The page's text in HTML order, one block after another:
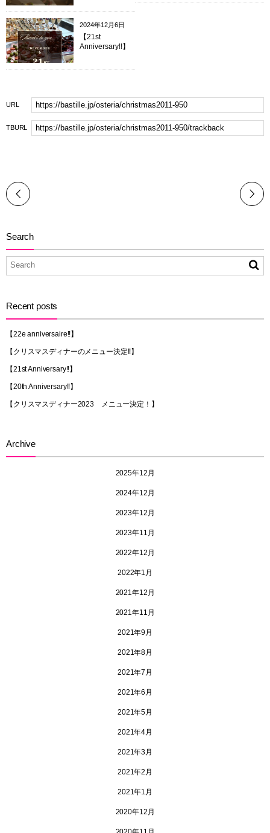
2024年12月6日
【21st
Anniversary!!】
URL
TBURL
Search
Recent posts
【22e anniversaire!!】
【クリスマスディナーのメニュー決定!!】
【21st Anniversary!!】
【20th Anniversary!!】
【クリスマスディナー2023 メニュー決定！】
Archive
2025年12月
2024年12月
2023年12月
2023年11月
2022年12月
2022年1月
2021年12月
2021年11月
2021年9月
2021年8月
2021年7月
2021年6月
2021年5月
2021年4月
2021年3月
2021年2月
2021年1月
2020年12月